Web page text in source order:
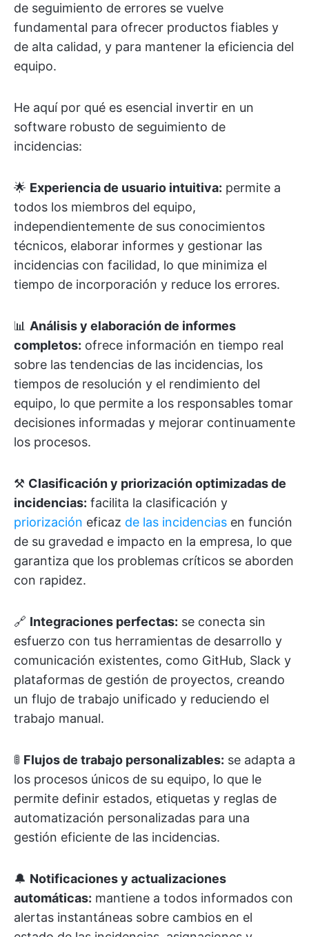
de seguimiento de errores se vuelve
fundamental para ofrecer productos fiables y
de alta calidad, y para mantener la eficiencia del
equipo.
He aquí por qué es esencial invertir en un
software robusto de seguimiento de
incidencias:
🌟 Experiencia de usuario intuitiva: permite a
todos los miembros del equipo,
independientemente de sus conocimientos
técnicos, elaborar informes y gestionar las
incidencias con facilidad, lo que minimiza el
tiempo de incorporación y reduce los errores.
📊 Análisis y elaboración de informes
completos: ofrece información en tiempo real
sobre las tendencias de las incidencias, los
tiempos de resolución y el rendimiento del
equipo, lo que permite a los responsables tomar
decisiones informadas y mejorar continuamente
los procesos.
⚒️ Clasificación y priorización optimizadas de
incidencias: facilita la clasificación y
priorización eficaz de las incidencias en función
de su gravedad e impacto en la empresa, lo que
garantiza que los problemas críticos se aborden
con rapidez.
🔗 Integraciones perfectas: se conecta sin
esfuerzo con tus herramientas de desarrollo y
comunicación existentes, como GitHub, Slack y
plataformas de gestión de proyectos, creando
un flujo de trabajo unificado y reduciendo el
trabajo manual.
🚦 Flujos de trabajo personalizables: se adapta a
los procesos únicos de su equipo, lo que le
permite definir estados, etiquetas y reglas de
automatización personalizadas para una
gestión eficiente de las incidencias.
🔔 Notificaciones y actualizaciones
automáticas: mantiene a todos informados con
alertas instantáneas sobre cambios en el